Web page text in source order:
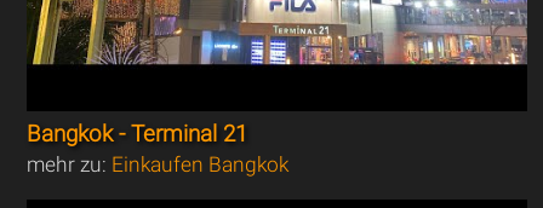
Bangkok - Terminal 21
mehr zu: Einkaufen Bangkok